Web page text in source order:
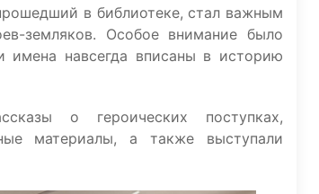
в библиотеке, стал важным
земляков. Особое внимание было
имена навсегда вписаны в историю
о героических поступках,
материалы, а также выступали